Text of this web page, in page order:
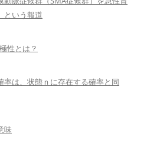
という報道
性とは？
は、状態ｎに存在する確率と同
味